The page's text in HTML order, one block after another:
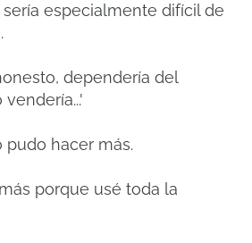
especialmente difícil de
dependería del
pudo hacer más.
porque usé toda la